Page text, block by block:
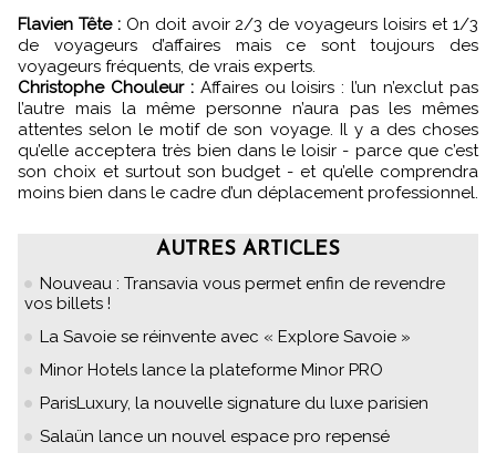
Flavien Tête :On doit avoir 2/3 de voyageurs loisirs et 1/3
de voyageurs d’affaires mais ce sont toujours des
voyageurs fréquents, de vrais experts.
Christophe Chouleur :Affaires ou loisirs : l’un n’exclut pas
l’autre mais la même personne n’aura pas les mêmes
attentes selon le motif de son voyage. Il y a des choses
qu’elle acceptera très bien dans le loisir - parce que c’est
son choix et surtout son budget - et qu’elle comprendra
moins bien dans le cadre d’un déplacement professionnel.
AUTRES ARTICLES
Nouveau : Transavia vous permet enfin de revendre
vos billets !
La Savoie se réinvente avec « Explore Savoie »
Minor Hotels lance la plateforme Minor PRO
ParisLuxury, la nouvelle signature du luxe parisien
Salaün lance un nouvel espace pro repensé